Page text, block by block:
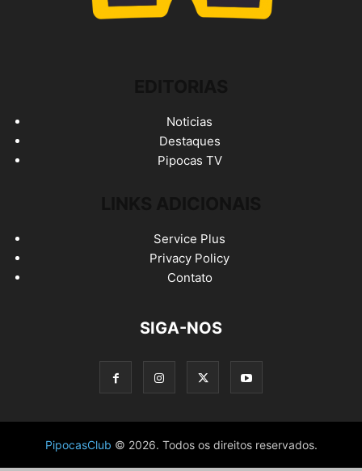
Noticias
Destaques
Pipocas TV
Service Plus
Privacy Policy
Contato
SIGA-NOS
PipocasClub © 2026. Todos os direitos reservados.